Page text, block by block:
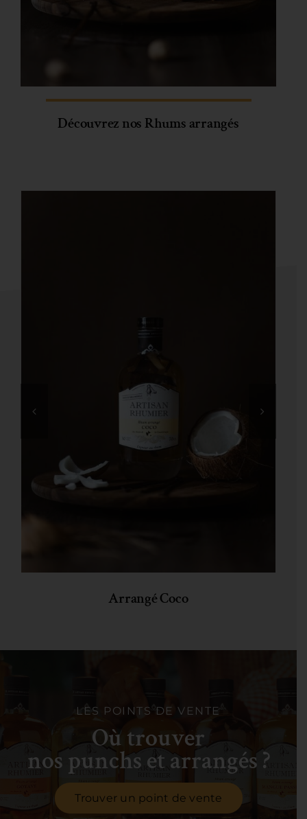
Découvrez nos Rhums arrangés
Arrangé Coco
LES POINTS DE VENTE
Où trouver
nos punchs et arrangés ?
Trouver un point de vente